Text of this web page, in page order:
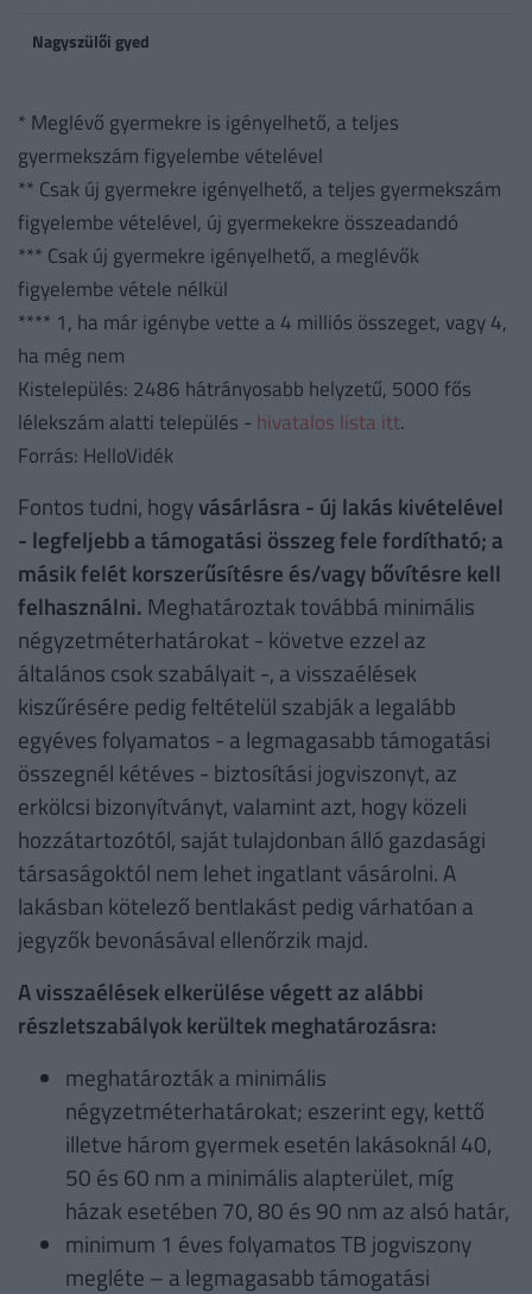
Nagyszülői gyed
* Meglévő gyermekre is igényelhető, a teljes
gyermekszám figyelembe vételével
** Csak új gyermekre igényelhető, a teljes gyermekszám
figyelembe vételével, új gyermekekre összeadandó
*** Csak új gyermekre igényelhető, a meglévők
figyelembe vétele nélkül
**** 1, ha már igénybe vette a 4 milliós összeget, vagy 4,
ha még nem
Kistelepülés: 2486 hátrányosabb helyzetű, 5000 fős
lélekszám alatti település - hivatalos lista itt.
Forrás: HelloVidék
Fontos tudni, hogyvásárlásra - új lakás kivételével
- legfeljebb a támogatási összeg fele fordítható; a
másik felét korszerűsítésre és/vagy bővítésre kell
felhasználni. Meghatároztak továbbá minimális
négyzetméterhatárokat - követve ezzel az
általános csok szabályait -, a visszaélések
kiszűrésére pedig feltételül szabják a legalább
egyéves folyamatos - a legmagasabb támogatási
összegnél kétéves - biztosítási jogviszonyt, az
erkölcsi bizonyítványt, valamint azt, hogy közeli
hozzátartozótól, saját tulajdonban álló gazdasági
társaságoktól nem lehet ingatlant vásárolni. A
lakásban kötelező bentlakást pedig várhatóan a
jegyzők bevonásával ellenőrzik majd.
A visszaélések elkerülése végett az alábbi
részletszabályok kerültek meghatározásra:
meghatározták a minimális
négyzetméterhatárokat; eszerint egy, kettő
illetve három gyermek esetén lakásoknál 40,
50 és 60 nm a minimális alapterület, míg
házak esetében 70, 80 és 90 nm az alsó határ,
minimum 1 éves folyamatos TB jogviszony
megléte – a legmagasabb támogatási